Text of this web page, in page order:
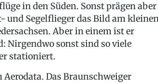
in den Süden. Sonst prägen aber
und Segelflieger das Bild am
Aber in einem ist er
Nirgendwo sonst sind so viele
stationiert.
Aerodata. Das Braunschweiger